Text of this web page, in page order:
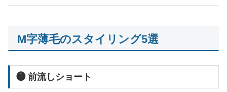
M字薄毛のスタイリング5選
❶ 前流しショート